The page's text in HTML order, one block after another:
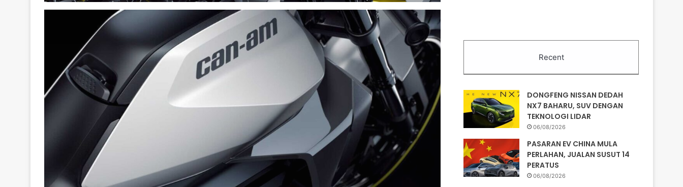
Recent
DONGFENG NISSAN DEDAH
NX7 BAHARU, SUV DENGAN
TEKNOLOGI LIDAR
06/08/2026
PASARAN EV CHINA MULA
PERLAHAN, JUALAN SUSUT 14
PERATUS
06/08/2026